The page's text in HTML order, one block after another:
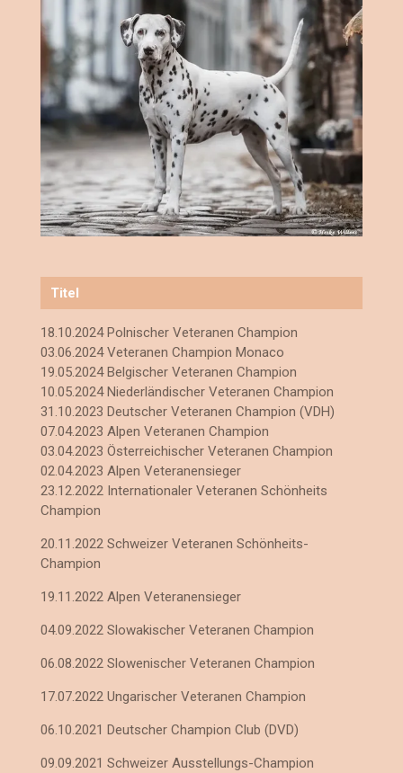
Titel
18.10.2024 Polnischer Veteranen Champion
03.06.2024Veteranen Champion Monaco
19.05.2024 Belgischer Veteranen Champion
10.05.2024 Niederländischer Veteranen Champion
31.10.2023 Deutscher Veteranen Champion (VDH)
07.04.2023 Alpen Veteranen Champion
03.04.2023 Österreichischer Veteranen Champion
02.04.2023 Alpen Veteranensieger
23.12.2022 Internationaler Veteranen Schönheits
Champion
20.11.2022 Schweizer Veteranen Schönheits-
Champion
19.11.2022 Alpen Veteranensieger
04.09.2022 Slowakischer Veteranen Champion
06.08.2022 Slowenischer Veteranen Champion
17.07.2022 Ungarischer Veteranen Champion
06.10.2021 Deutscher Champion Club (DVD)
09.09.2021 Schweizer Ausstellungs-Champion